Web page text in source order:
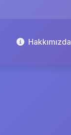
Hakkımızda